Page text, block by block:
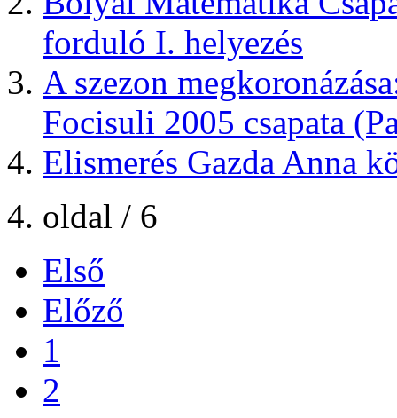
forduló I. helyezés
A szezon
Focisuli 2005 csapata
Elismerés Gazda Anna
4. oldal / 6
Első
Előző
1
2